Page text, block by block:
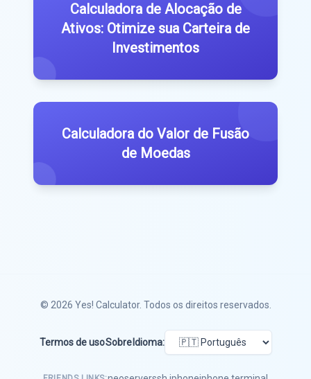
Calculadora de Alocação de
Ativos: Otimize sua Carteira de
Investimentos
Calculadora do Valor de Fusão
de Moedas
© 2026 Yes! Calculator. Todos os direitos reservados.
Termos de usoSobre Idioma: